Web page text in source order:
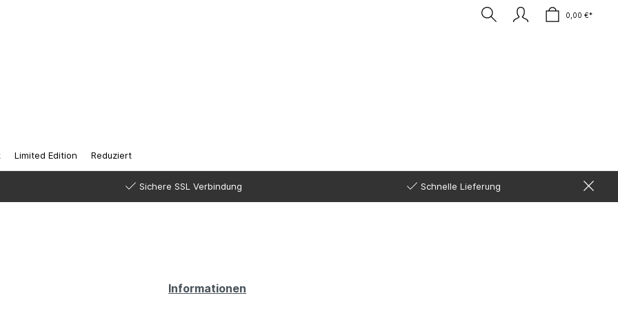
0,00 €*
Limited Edition Reduziert
Ornament
Sichere SSL Verbindung Schnelle Lieferung
Informationen